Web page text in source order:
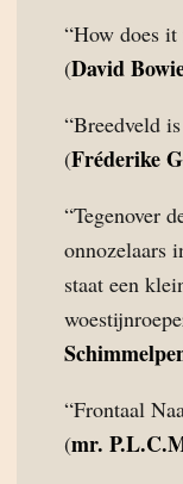
“How does it
(David
“Breedveld
(Fréderike
“Tegenover
onnozelaars
staat een
“Frontaal
(mr.